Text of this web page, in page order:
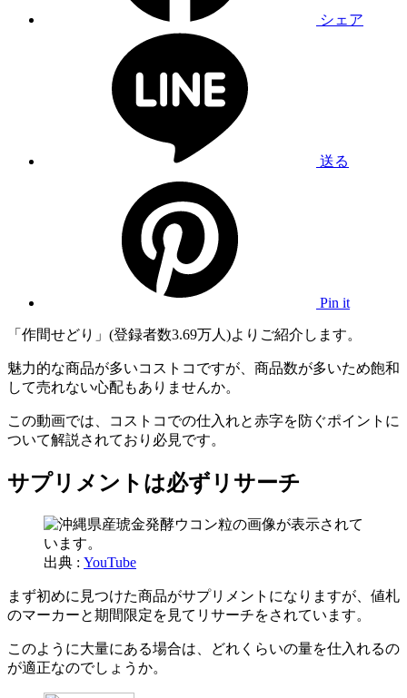
シェア
送る
Pin it
「作間せどり」(登録者数3.69万人)よりご紹介します。
魅力的な商品が多いコストコですが、商品数が多いため飽和
して売れない心配もありませんか。
この動画では、コストコでの仕入れと赤字を防ぐポイントに
ついて解説されており必見です。
サプリメントは必ずリサーチ
出典 : YouTube
まず初めに見つけた商品がサプリメントになりますが、値札
のマーカーと期間限定を見てリサーチをされています。
このように大量にある場合は、どれくらいの量を仕入れるの
が適正なのでしょうか。